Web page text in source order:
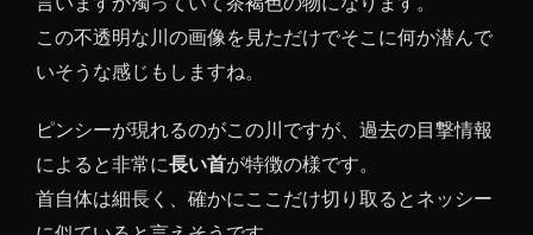
この不透明な川の画像を見ただけでそこに何か潜んで
いそうな感じもしますね。
ピンシーが現れるのがこの川ですが、過去の目撃情報
によると非常に長い首が特徴の様です。
首自体は細長く、確かにここだけ切り取るとネッシー